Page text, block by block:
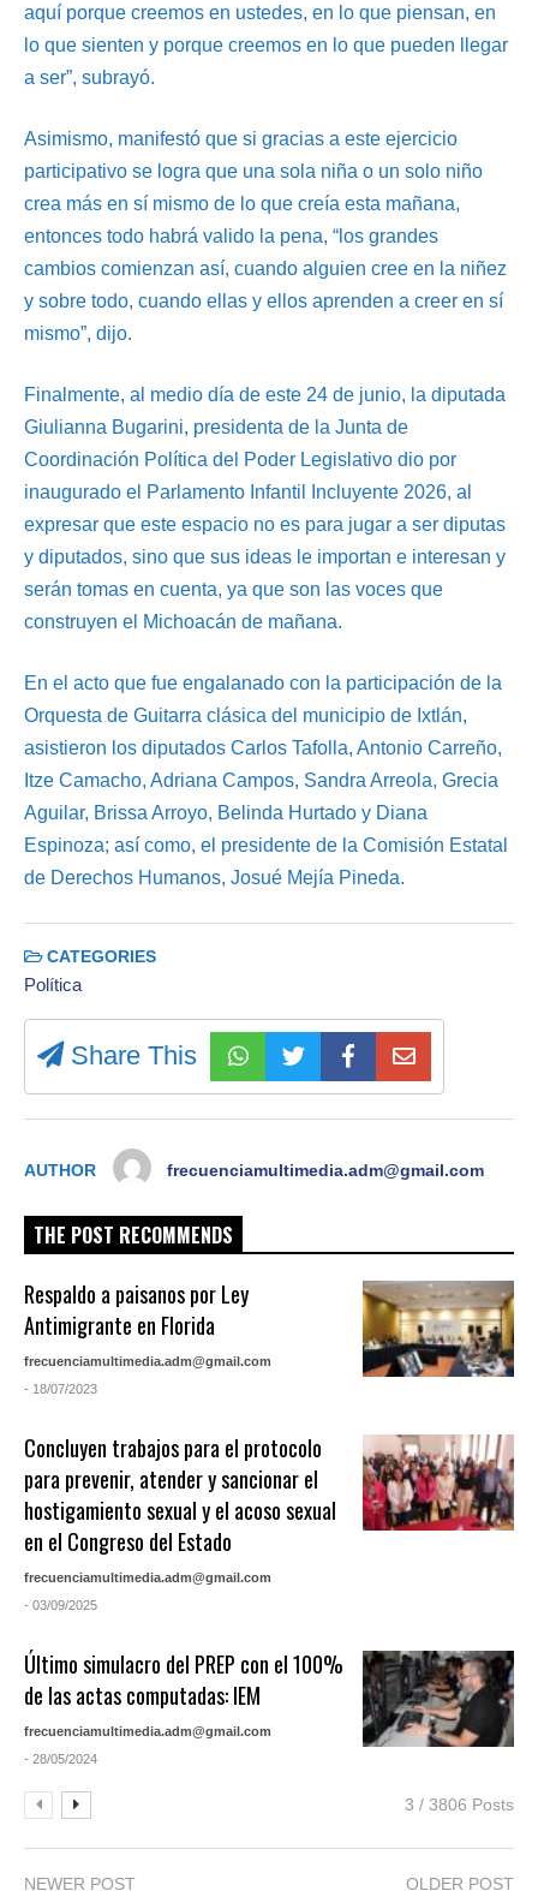
aquí porque creemos en ustedes, en lo que piensan, en
lo que sienten y porque creemos en lo que pueden llegar
a ser”, subrayó.
Asimismo, manifestó que si gracias a este ejercicio
participativo se logra que una sola niña o un solo niño
crea más en sí mismo de lo que creía esta mañana,
entonces todo habrá valido la pena, “los grandes
cambios comienzan así, cuando alguien cree en la niñez
y sobre todo, cuando ellas y ellos aprenden a creer en sí
mismo”, dijo.
Finalmente, al medio día de este 24 de junio, la diputada
Giulianna Bugarini, presidenta de la Junta de
Coordinación Política del Poder Legislativo dio por
inaugurado el Parlamento Infantil Incluyente 2026, al
expresar que este espacio no es para jugar a ser diputas
y diputados, sino que sus ideas le importan e interesan y
serán tomas en cuenta, ya que son las voces que
construyen el Michoacán de mañana.
En el acto que fue engalanado con la participación de la
Orquesta de Guitarra clásica del municipio de Ixtlán,
asistieron los diputados Carlos Tafolla, Antonio Carreño,
Itze Camacho, Adriana Campos, Sandra Arreola, Grecia
Aguilar, Brissa Arroyo, Belinda Hurtado y Diana
Espinoza; así como, el presidente de la Comisión Estatal
de Derechos Humanos, Josué Mejía Pineda.
CATEGORIES
Política
Share This
AUTHOR frecuenciamultimedia.adm@gmail.com
THE POST RECOMMENDS
Respaldo a paisanos por Ley
Antimigrante en Florida
frecuenciamultimedia.adm@gmail.com
- 18/07/2023
Concluyen trabajos para el protocolo
para prevenir, atender y sancionar el
hostigamiento sexual y el acoso sexual
en el Congreso del Estado
frecuenciamultimedia.adm@gmail.com
- 03/09/2025
Último simulacro del PREP con el 100%
de las actas computadas: IEM
frecuenciamultimedia.adm@gmail.com
- 28/05/2024
3 / 3806 Posts
NEWER POST OLDER POST